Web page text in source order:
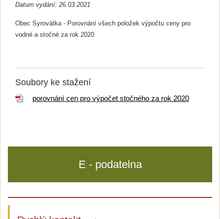
Datum vydání: 26.03.2021
Obec Syrovátka - Porovnání všech položek výpočtu ceny pro
vodné a stočné za rok 2020
Soubory ke stažení
porovnání cen pro výpočet stočného za rok 2020
E - podatelna